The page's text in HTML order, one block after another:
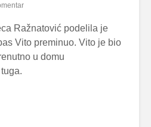
Ražnatović podelila je
Vito preminuo. Vito je bio
u domu